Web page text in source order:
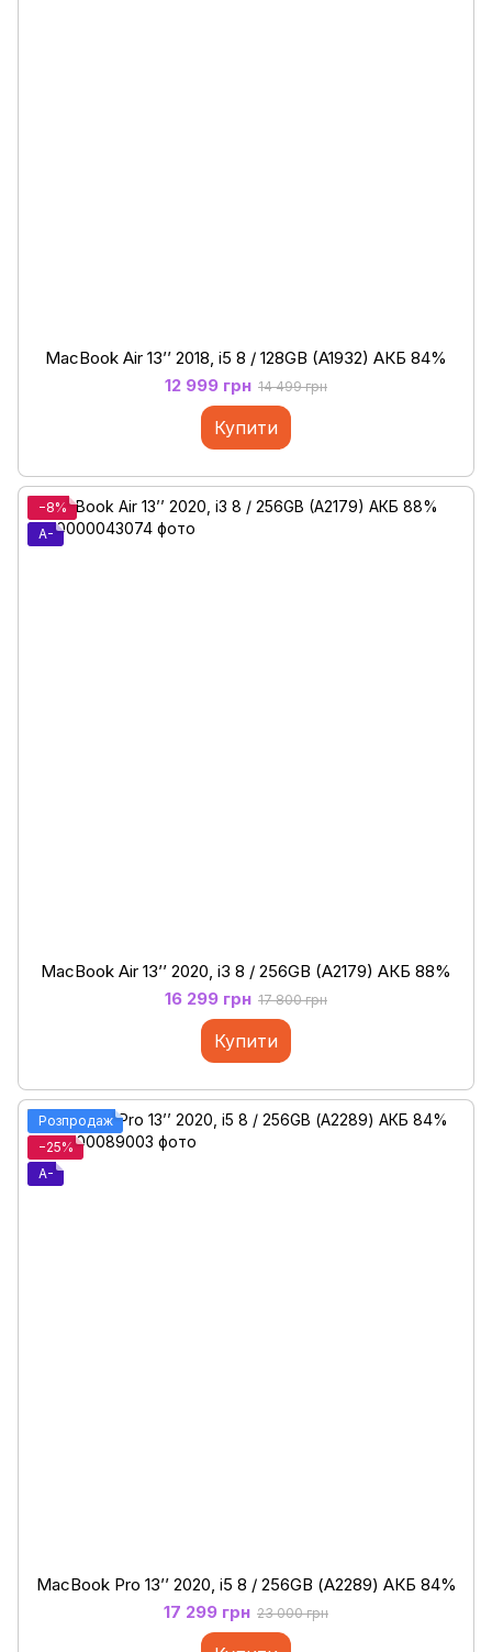
MacBook Air 13’’ 2018, i5 8 / 128GB (A1932) АКБ 84%
12 999 грн 14 499 грн
Купити
−8%
A-
MacBook Air 13’’ 2020, i3 8 / 256GB (A2179) АКБ 88%
16 299 грн 17 800 грн
Купити
Розпродаж
−25%
A-
MacBook Pro 13’’ 2020, i5 8 / 256GB (А2289) АКБ 84%
17 299 грн 23 000 грн